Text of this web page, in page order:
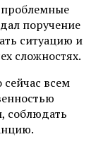
проблемные
поручение
ситуацию и
сложностях.
всем
соблюдать